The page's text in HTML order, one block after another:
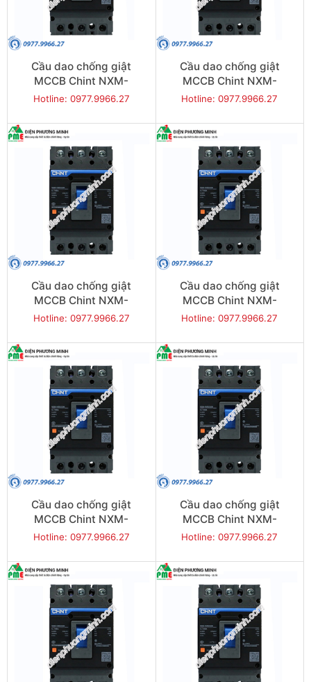
Cầu dao chống giật
MCCB Chint NXM-
125S/3300-100 25KA 3P
Hotline: 0977.9966.27
Cầu dao chống giật
MCCB Chint NXM-
125S/3300-125 25KA 3P
Hotline: 0977.9966.27
Cầu dao chống giật
MCCB Chint NXM-
250S/3300-160 35KA 3P
Hotline: 0977.9966.27
Cầu dao chống giật
MCCB Chint NXM-
250S/3300-200 35KA 3P
Hotline: 0977.9966.27
Cầu dao chống giật
MCCB Chint NXM-
250S/3300-250 35KA 3P
Hotline: 0977.9966.27
Cầu dao chống giật
MCCB Chint NXM-
400S/3300-350 50KA 3P
Hotline: 0977.9966.27